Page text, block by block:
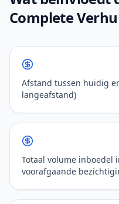
Complete
Afstand tussen huidig
langeafstand)
Totaal volume inboedel
voorafgaande